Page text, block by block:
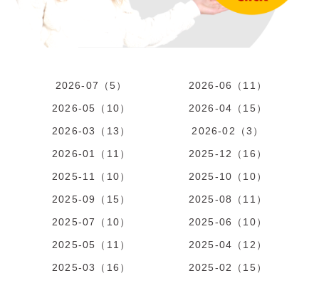
2026-07（5）
2026-06（11）
2026-05（10）
2026-04（15）
2026-03（13）
2026-02（3）
2026-01（11）
2025-12（16）
2025-11（10）
2025-10（10）
2025-09（15）
2025-08（11）
2025-07（10）
2025-06（10）
2025-05（11）
2025-04（12）
2025-03（16）
2025-02（15）